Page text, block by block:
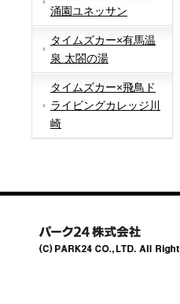
涌園ユネッサン
タイムズカー×有馬温
泉 太閤の湯
タイムズカー×飛鳥ド
ライビングカレッジ川
崎